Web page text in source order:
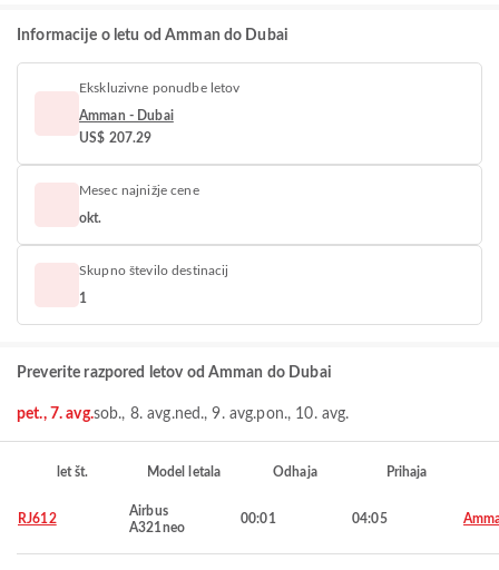
Informacije o letu od Amman do Dubai
Ekskluzivne ponudbe letov
Amman - Dubai
US$ 207.29
Mesec najnižje cene
okt.
Skupno število destinacij
1
Preverite razpored letov od Amman do Dubai
pet., 7. avg.sob., 8. avg.ned., 9. avg.pon., 10. avg.
let št. Model letala Odhaja Prihaja
RJ612
Airbus
A321neo
00:01 04:05